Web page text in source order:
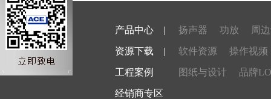
产品中心 |
资源下载 |
工程案例
经销商专区
扬声器 功放 周
软件资源 操作视频
图纸与设计 品牌